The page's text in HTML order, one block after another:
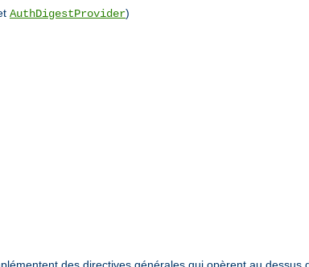
AuthDigestProvider)
des directives générales qui opèrent au dessus